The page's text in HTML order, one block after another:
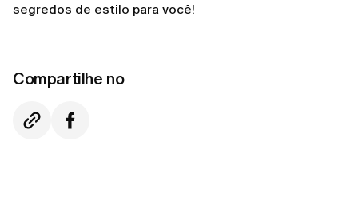
segredos de estilo para você!
Compartilhe no